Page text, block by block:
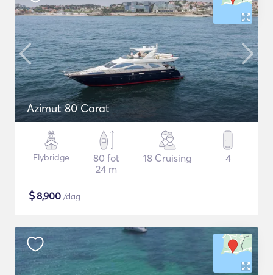
Azimut 80 Carat
Flybridge
80 fot
24 m
18 Cruising 4
$8,900 /dag